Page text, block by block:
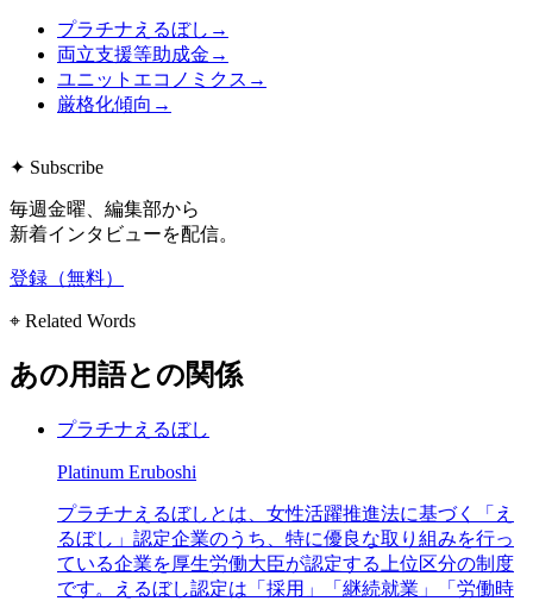
プラチナえるぼし →
両立支援等助成金 →
ユニットエコノミクス →
厳格化傾向 →
✦ Subscribe
毎週金曜、編集部から
新着インタビューを配信。
登録（無料）
⌖ Related Words
あの用語との関係
プラチナえるぼし
Platinum Eruboshi
プラチナえるぼしとは、女性活躍推進法に基づく「え
るぼし」認定企業のうち、特に優良な取り組みを行っ
ている企業を厚生労働大臣が認定する上位区分の制度
です。えるぼし認定は「採用」「継続就業」「労働時